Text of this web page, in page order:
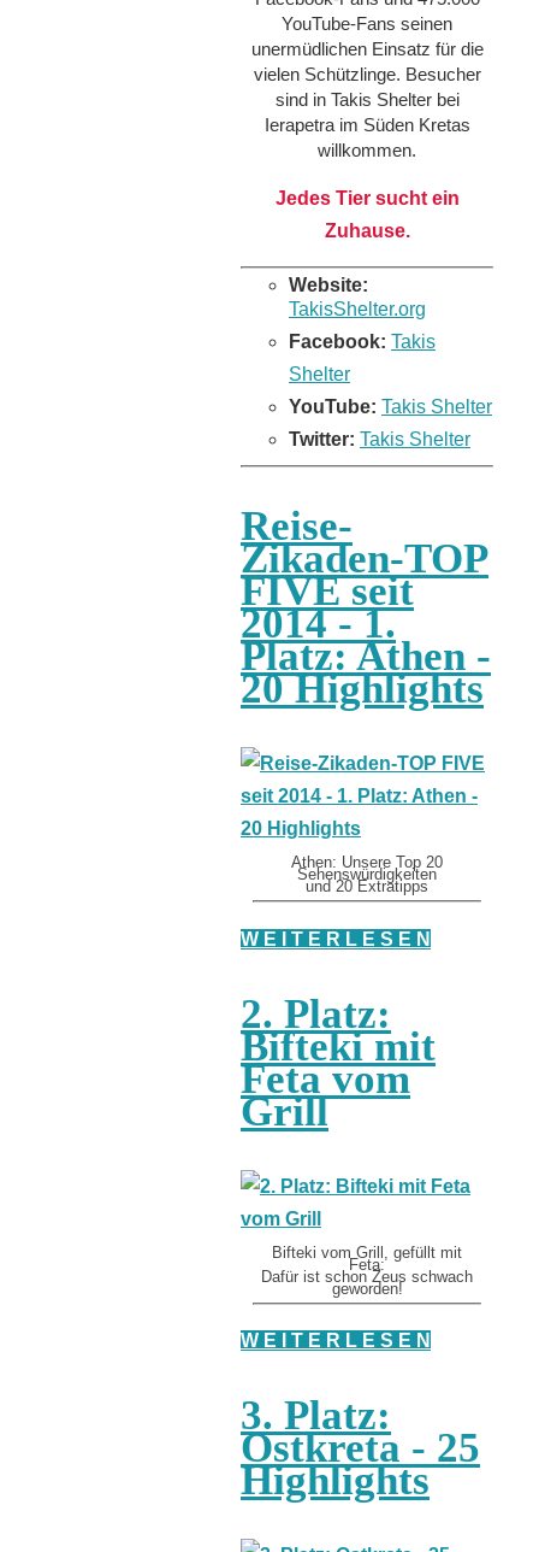
YouTube-Fans seinen
unermüdlichen Einsatz für die
vielen Schützlinge. Besucher
sind in Takis Shelter bei
Ierapetra im Süden Kretas
willkommen.
Jedes Tier sucht ein
Zuhause.
Website:
TakisShelter.org
Facebook: Takis
Shelter
YouTube: Takis Shelter
Twitter: Takis Shelter
Reise-
Zikaden-TOP
FIVE seit
2014 - 1.
Platz: Athen -
20 Highlights
Athen: Unsere Top 20
Sehenswürdigkeiten
und 20 Extratipps
W E I T E R L E S E N
2. Platz:
Bifteki mit
Feta vom
Grill
Bifteki vom Grill, gefüllt mit
Feta:
Dafür ist schon Zeus schwach
geworden!
W E I T E R L E S E N
3. Platz:
Ostkreta - 25
Highlights